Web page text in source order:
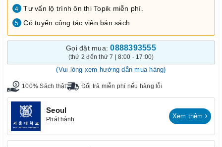
4 Tư vấn lộ trình ôn thi Topik miễn phí.
5 Có tuyển cộng tác viên bán sách
Gọi đặt mua:0888393555
(thứ 2 đến thứ 7 | 8:00 - 17:00)
(Vui lòng xem hướng dẫn mua hàng)
100% Sách thật Đổi trả miễn phí nếu hàng lỗi
Seoul
Phát hành Xem thêm